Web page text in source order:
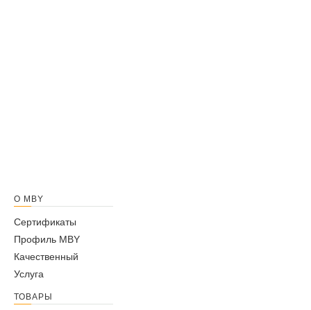
О MBY
Сертификаты
Профиль MBY
Качественный
Услуга
ТОВАРЫ